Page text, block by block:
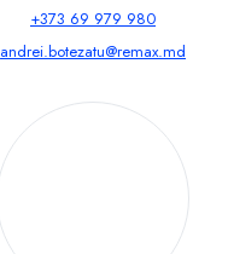
+373 69 979 980
andrei.botezatu@remax.md